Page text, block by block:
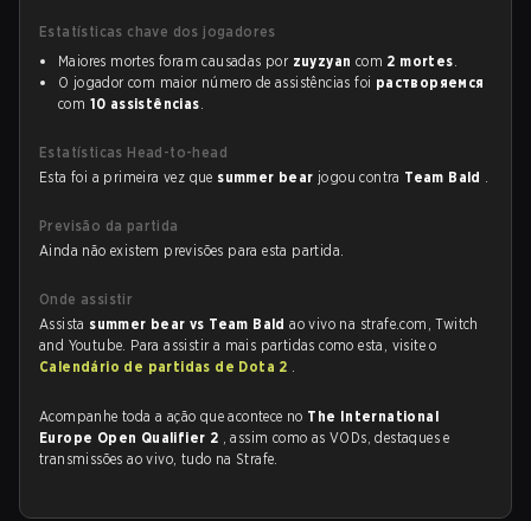
Estatísticas chave dos jogadores
Maiores mortes foram causadas por zuyzyan com 2 mortes.
O jogador com maior número de assistências foi растворяемся
com 10 assistências.
Estatísticas Head-to-head
Esta foi a primeira vez que summer bear jogou contra Team Bald .
Previsão da partida
Ainda não existem previsões para esta partida.
Onde assistir
Assista summer bear vs Team Baldao vivo na strafe.com, Twitch
and Youtube. Para assistir a mais partidas como esta, visite o
Calendário de partidas de Dota 2 .
Acompanhe toda a ação que acontece no The International
Europe Open Qualifier 2 , assim como as VODs, destaques e
transmissões ao vivo, tudo na Strafe.